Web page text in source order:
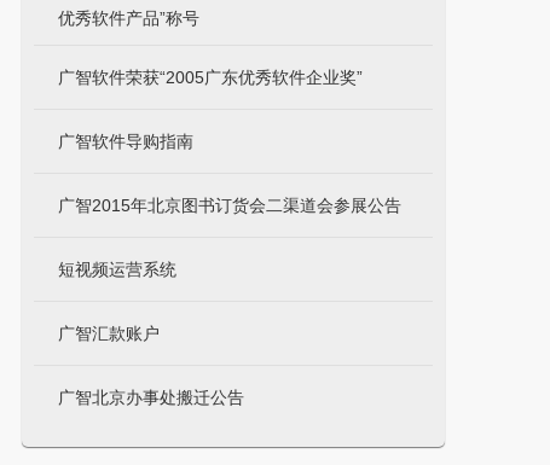
优秀软件产品”称号
广智软件荣获“2005广东优秀软件企业奖”
广智软件导购指南
广智2015年北京图书订货会二渠道会参展公告
短视频运营系统
广智汇款账户
广智北京办事处搬迁公告